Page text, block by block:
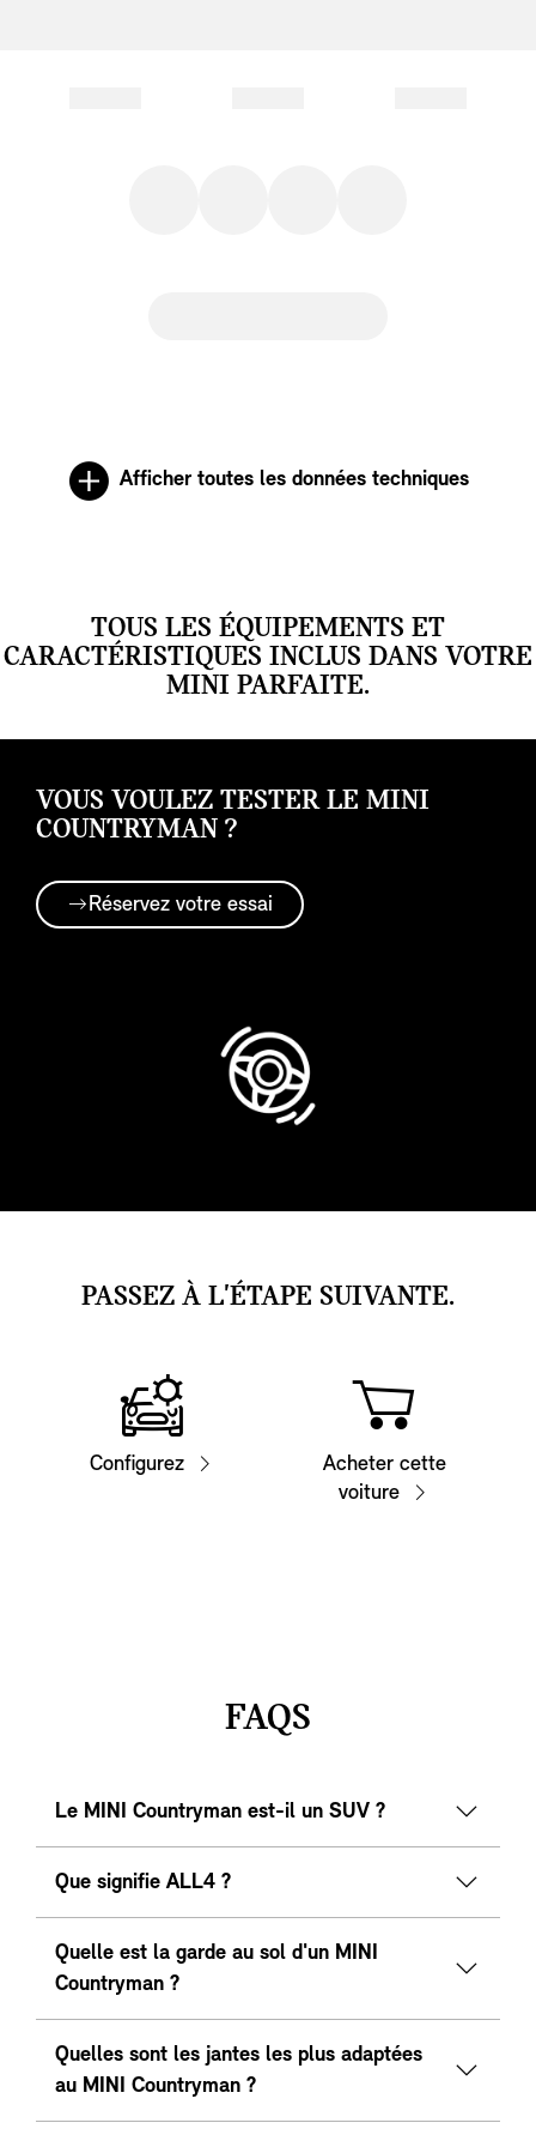
Afficher toutes les données techniques
TOUS LES ÉQUIPEMENTS ET
CARACTÉRISTIQUES INCLUS DANS VOTRE
MINI PARFAITE.
VOUS VOULEZ TESTER LE MINI
COUNTRYMAN ?
Réservez votre essai
PASSEZ À L'ÉTAPE SUIVANTE.
Configurez
Acheter cette
voiture
FAQS
Le MINI Countryman est-il un SUV ?
Que signifie ALL4 ?
Quelle est la garde au sol d'un MINI
Countryman ?
Quelles sont les jantes les plus adaptées
au MINI Countryman ?